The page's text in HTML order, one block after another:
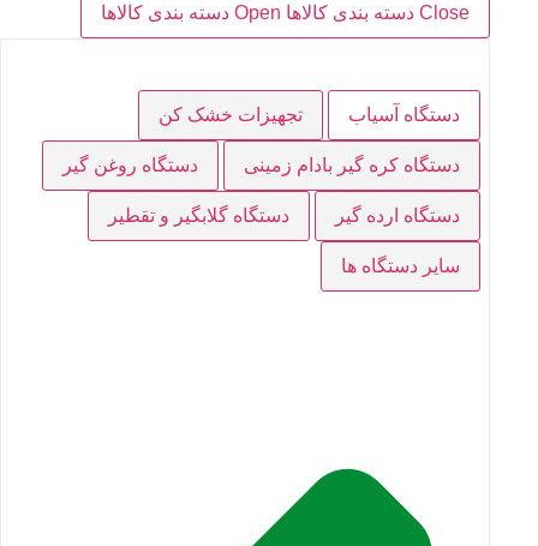
Close دسته بندی کالاها
Open دسته بندی کالاها
دستگاه آسیاب تجهیزات خشک کن
دستگاه کره گیر بادام زمینی دستگاه روغن گیر
دستگاه ارده گیر دستگاه گلابگیر و تقطیر
سایر دستگاه ها